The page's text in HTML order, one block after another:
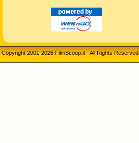
Copyright 2001-2026 FilmScoop.it - All Rights Reserved